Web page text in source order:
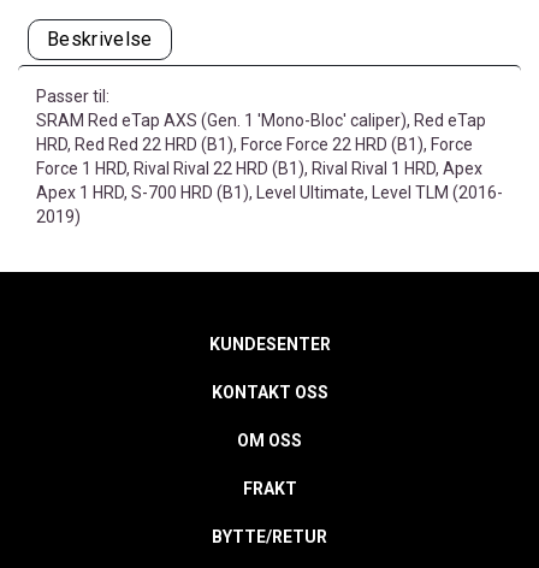
Beskrivelse
Passer til:
SRAM Red eTap AXS (Gen. 1 'Mono-Bloc' caliper), Red eTap
HRD, Red Red 22 HRD (B1), Force Force 22 HRD (B1), Force
Force 1 HRD, Rival Rival 22 HRD (B1), Rival Rival 1 HRD, Apex
Apex 1 HRD, S-700 HRD (B1), Level Ultimate, Level TLM (2016-
2019)
KUNDESENTER
KONTAKT OSS
OM OSS
FRAKT
BYTTE/RETUR